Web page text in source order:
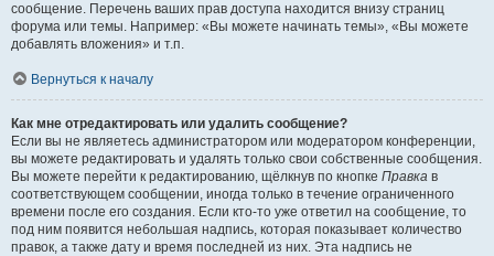
сообщение. Перечень ваших прав доступа находится внизу страниц
форума или темы. Например: «Вы можете начинать темы», «Вы можете
добавлять вложения» и т.п.
Вернуться к началу
Как мне отредактировать или удалить сообщение?
Если вы не являетесь администратором или модератором конференции,
вы можете редактировать и удалять только свои собственные сообщения.
Вы можете перейти к редактированию, щёлкнув по кнопке Правка в
соответствующем сообщении, иногда только в течение ограниченного
времени после его создания. Если кто-то уже ответил на сообщение, то
под ним появится небольшая надпись, которая показывает количество
правок, а также дату и время последней из них. Эта надпись не